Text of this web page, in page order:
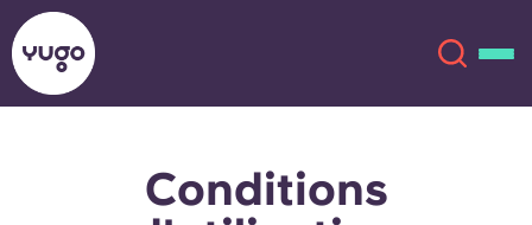
English (GB)
Conditions